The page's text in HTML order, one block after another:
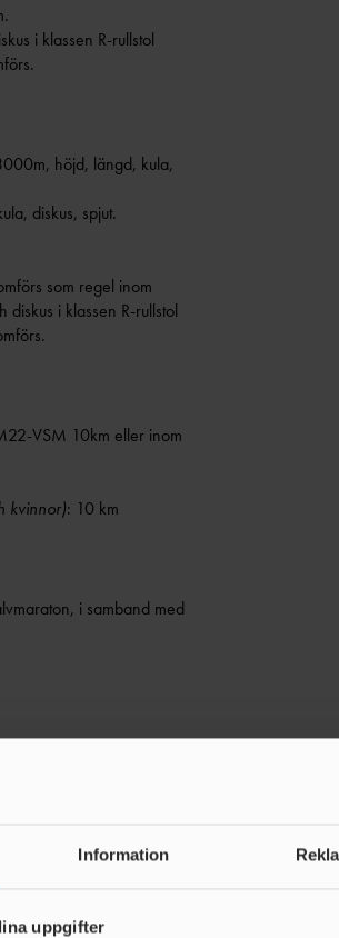
Information
uppgifter
i klassen R-rullstol
höjd, längd, kula,
diskus, spjut.
som regel inom
i klassen R-rullstol
VSM 10km eller inom
kvinnor): 10 km
i samband med
i terränglöpning.